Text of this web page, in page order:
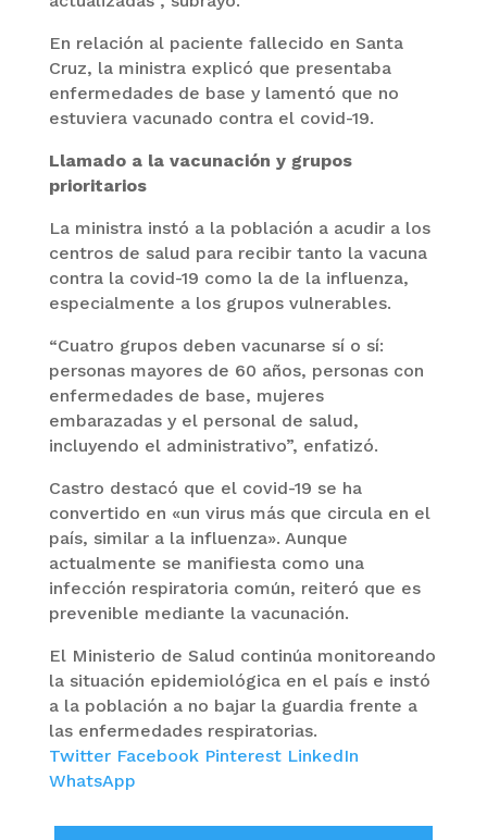
En relación al paciente fallecido en Santa
Cruz, la ministra explicó que presentaba
enfermedades de base y lamentó que no
estuviera vacunado contra el covid-19.
Llamado a la vacunación y grupos
prioritarios
La ministra instó a la población a acudir a los
centros de salud para recibir tanto la vacuna
contra la covid-19 como la de la influenza,
especialmente a los grupos vulnerables.
“Cuatro grupos deben vacunarse sí o sí:
personas mayores de 60 años, personas con
enfermedades de base, mujeres
embarazadas y el personal de salud,
incluyendo el administrativo”, enfatizó.
Castro destacó que el covid-19 se ha
convertido en «un virus más que circula en el
país, similar a la influenza». Aunque
actualmente se manifiesta como una
infección respiratoria común, reiteró que es
prevenible mediante la vacunación.
El Ministerio de Salud continúa monitoreando
la situación epidemiológica en el país e instó
a la población a no bajar la guardia frente a
las enfermedades respiratorias.
Twitter Facebook Pinterest LinkedIn
WhatsApp